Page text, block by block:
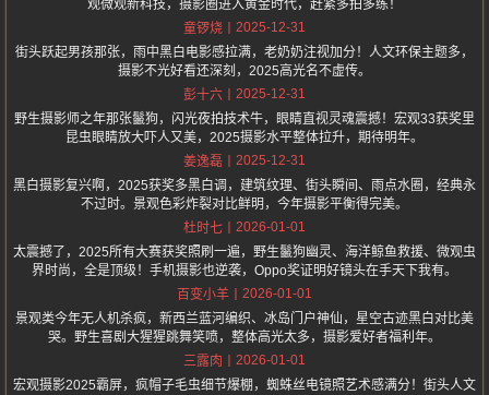
观微观新科技，摄影圈进入黄金时代，赶紧多拍多练！
童锣烧
2025-12-31
街头跃起男孩那张，雨中黑白电影感拉满，老奶奶注视加分！人文环保主题多，
摄影不光好看还深刻，2025高光名不虚传。
彭十六
2025-12-31
野生摄影师之年那张鬣狗，闪光夜拍技术牛，眼睛直视灵魂震撼！宏观33获奖里
昆虫眼睛放大吓人又美，2025摄影水平整体拉升，期待明年。
姜逸磊
2025-12-31
黑白摄影复兴啊，2025获奖多黑白调，建筑纹理、街头瞬间、雨点水圈，经典永
不过时。景观色彩炸裂对比鲜明，今年摄影平衡得完美。
杜时七
2026-01-01
太震撼了，2025所有大赛获奖照刷一遍，野生鬣狗幽灵、海洋鲸鱼救援、微观虫
界时尚，全是顶级！手机摄影也逆袭，Oppo奖证明好镜头在手天下我有。
百变小羊
2026-01-01
景观类今年无人机杀疯，新西兰蓝河编织、冰岛门户神仙，星空古迹黑白对比美
哭。野生喜剧大猩猩跳舞笑喷，整体高光太多，摄影爱好者福利年。
三露肉
2026-01-01
宏观摄影2025霸屏，疯帽子毛虫细节爆棚，蜘蛛丝电镜照艺术感满分！街头人文